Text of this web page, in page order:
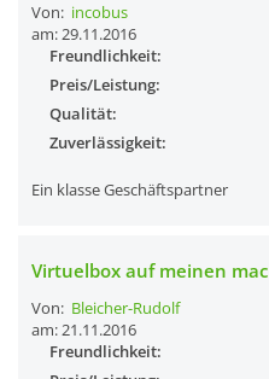
Von: incobus
am: 29.11.2016
Freundlichkeit:
Preis/Leistung:
Qualität:
Zuverlässigkeit:
Ein klasse Geschäftspartner
Virtuelbox auf meinen mac
Von: Bleicher-Rudolf
am: 21.11.2016
Freundlichkeit: